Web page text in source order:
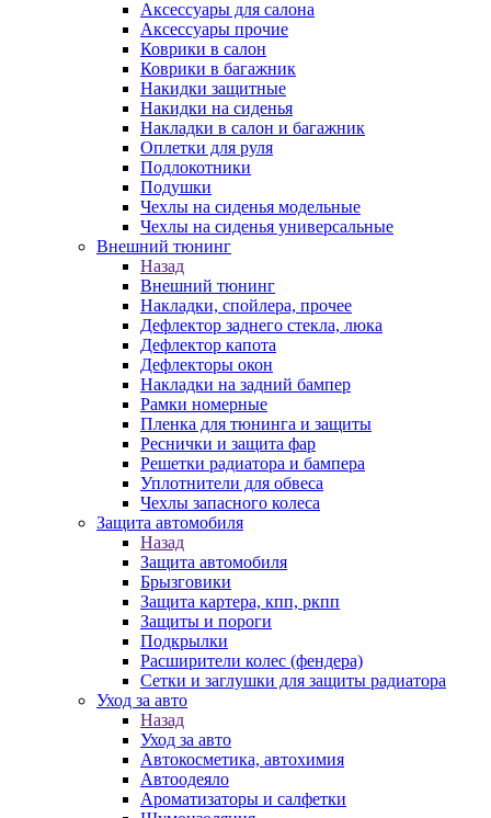
Аксессуары для салона
Аксессуары прочие
Коврики в салон
Коврики в багажник
Накидки защитные
Накидки на сиденья
Накладки в салон и багажник
Оплетки для руля
Подлокотники
Подушки
Чехлы на сиденья модельные
Чехлы на сиденья универсальные
Внешний тюнинг
Назад
Внешний тюнинг
Накладки, спойлера, прочее
Дефлектор заднего стекла, люка
Дефлектор капота
Дефлекторы окон
Накладки на задний бампер
Рамки номерные
Пленка для тюнинга и защиты
Реснички и защита фар
Решетки радиатора и бампера
Уплотнители для обвеса
Чехлы запасного колеса
Защита автомобиля
Назад
Защита автомобиля
Брызговики
Защита картера, кпп, ркпп
Защиты и пороги
Подкрылки
Расширители колес (фендера)
Сетки и заглушки для защиты радиатора
Уход за авто
Назад
Уход за авто
Автокосметика, автохимия
Автоодеяло
Ароматизаторы и салфетки